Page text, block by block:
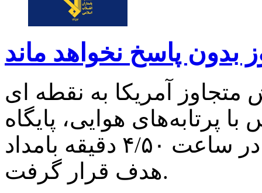
بدون پاسخ نخواهد ماند
آمریکا به نقطه ای
پرتابه‌های هوایی، پایگاه
هوایی آمریکایی مبدا تجاوز، در ساعت ۴/۵۰ دقیقه بامداد
هدف قرار گرفت.